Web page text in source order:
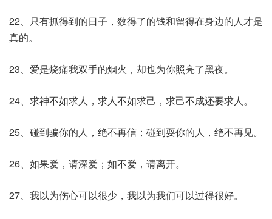
22、只有抓得到的日子，数得了的钱和留得在身边的人才是
真的。
23、爱是烧痛我双手的烟火，却也为你照亮了黑夜。
24、求神不如求人，求人不如求己，求己不成还要求人。
25、碰到骗你的人，绝不再信；碰到耍你的人，绝不再见。
26、如果爱，请深爱；如不爱，请离开。
27、我以为伤心可以很少，我以为我们可以过得很好。